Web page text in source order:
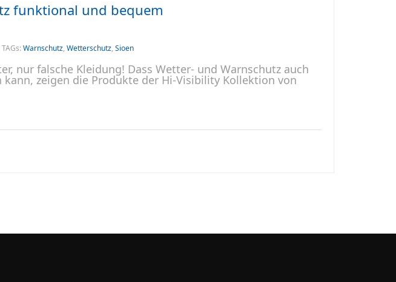
funktional und bequem
TAGs:Warnschutz, Wetterschutz, Sioen
nur falsche Kleidung! Dass Wetter- und Warnschutz auch
zeigen die Produkte der Hi-Visibility Kollektion von